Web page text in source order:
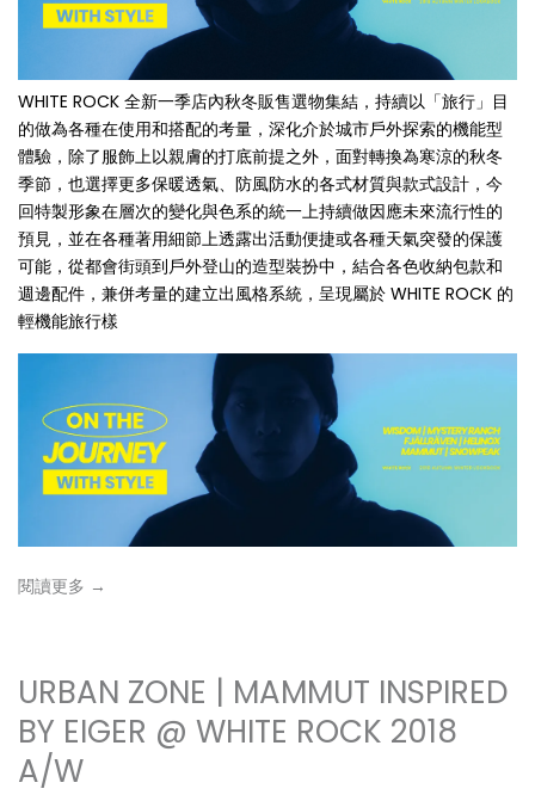
WHITE ROCK 全新一季店內秋冬販售選物集結，持續以「旅行」目
的做為各種在使用和搭配的考量，深化介於城市戶外探索的機能型
體驗，除了服飾上以親膚的打底前提之外，面對轉換為寒涼的秋冬
季節，也選擇更多保暖透氣、防風防水的各式材質與款式設計，今
回特製形象在層次的變化與色系的統一上持續做因應未來流行性的
預見，並在各種著用細節上透露出活動便捷或各種天氣突發的保護
可能，從都會街頭到戶外登山的造型裝扮中，結合各色收納包款和
週邊配件，兼併考量的建立出風格系統，呈現屬於 WHITE ROCK 的
輕機能旅行樣
閱讀更多 →
URBAN ZONE | MAMMUT INSPIRED
BY EIGER @ WHITE ROCK 2018
A/W